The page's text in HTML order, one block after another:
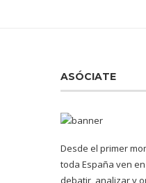
ASÓCIATE
Desde el primer
toda España ven